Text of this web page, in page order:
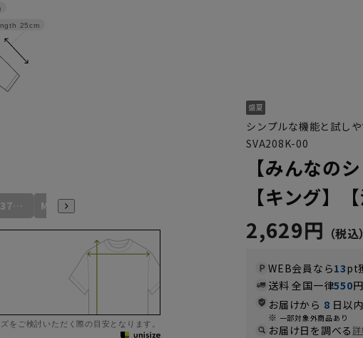
25cm
S(37cm) M(39cm) 4L(47cm) 5L(49cm)
をご検討いただく際の目安となります。
シンプルな機能と試し
SVA208K-00
【みんなの
【キング】
2,629円
WEB会員なら13pt
送料 全国一律550
お届けから 8 日以
一部対象外商品あり
お届け日を調べる